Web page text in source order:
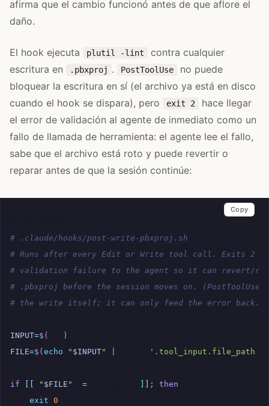
afirma que el cambio funcionó antes de que aflore el
daño.
El hook ejecuta plutil -lint
contra cualquier
escritura en
.pbxproj . PostToolUse
no puede
bloquear la escritura en sí (el archivo ya está en disco
cuando el hook se dispara), pero
exit 2
hace llegar
el error de validación al agente de inmediato como un
fallo de llamada de herramienta: el agente lee el fallo,
sabe que el archivo está roto y puede revertir o
reparar antes de que la sesión continúe:
# .claude/hooks/post-write-pbxproj.sh
# Runs after every Edit or Write tool call. Exits 2
# validation failure to the agent so it can revert/
# .pbxproj before the session moves on. (PostToolUse
# the write itself; it can only feed the error back.)
INPUT=$(
)
FILE=$(echo " $INPUT" '.tool_input.file_path //
if [[ " $FILE " = ]] ;
then
exit 0
Copy